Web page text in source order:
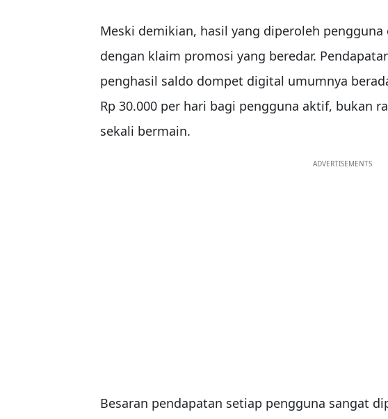
Meski demikian, hasil yang diperoleh
dengan klaim promosi yang beredar.
penghasil saldo dompet digital umumnya
Rp 30.000 per hari bagi pengguna aktif, bukan
sekali bermain.
ADVERTISEMENTS
Besaran pendapatan setiap pengguna sangat